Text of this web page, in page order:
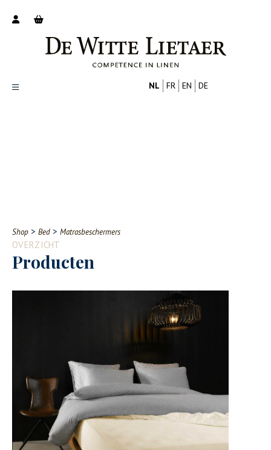
Contact
NL FR EN DE
Shop > Bed > Matrasbeschermers
OVERZICHT
Producten